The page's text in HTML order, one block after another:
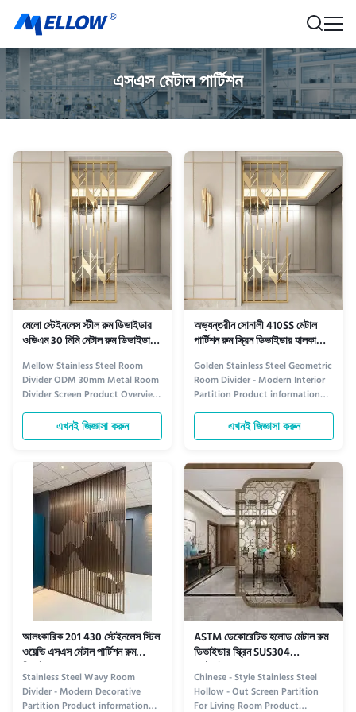
এসএস মেটাল পার্টিশন
মেলো স্টেইনলেস স্টীল রুম ডিভাইডার
ওডিএম 30 মিমি মেটাল রুম ডিভাইডার
স্ক্রিন
Mellow Stainless Steel Room
Divider ODM 30mm Metal Room
Divider Screen Product Overview
Compared with traditional
partitions such as white walls or
wooden screens, our stainless
advantages including diverse
styles, modern design, long-term
durability, and an elegant, ...
এখনই জিজ্ঞাসা করুন
অভ্যন্তরীন সোনালী 410SS মেটাল
পার্টিশন রুম স্ক্রিন ডিভাইডার হালকা
ওজনের
Golden Stainless Steel Geometric
Room Divider - Modern Interior
Partition Product information
Golden Stainless Steel Geometric
Room Diviver Transform your
living or working space with this
Crafted from premium stainless
steel with a gleaming golden
finish, it features ...
এখনই জিজ্ঞাসা করুন
আলংকারিক 201 430 স্টেইনলেস স্টিল
ওয়েভি এসএস মেটাল পার্টিশন রুম
ডিভাইডার
Stainless Steel Wavy Room
Divider - Modern Decorative
Partition Product information
ASTM ডেকোরেটিভ হলোড মেটাল রুম
ডিভাইডার স্ক্রিন SUS304
কাস্টমাইজড
Chinese - Style Stainless Steel
Hollow - Out Screen Partition
For Living Room Product